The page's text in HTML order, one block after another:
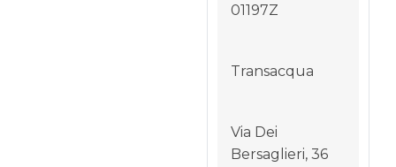
01197Z
Transacqua
Via Dei
Bersaglieri, 36